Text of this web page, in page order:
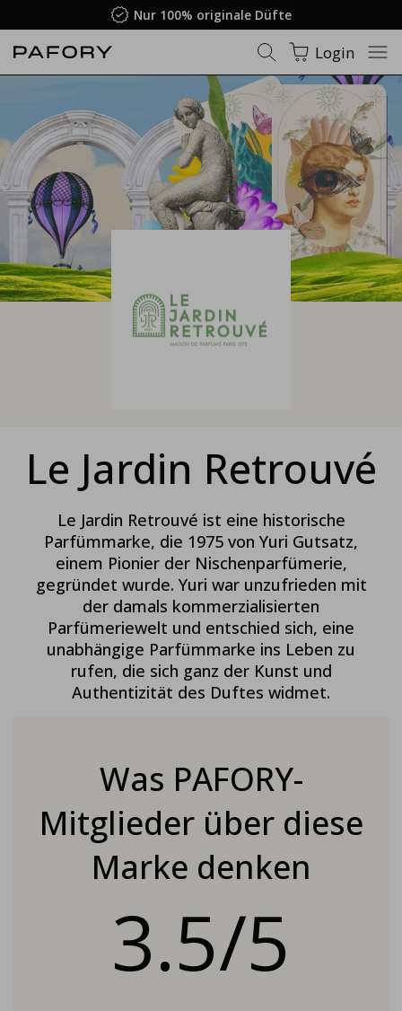
Nur 100% originale Düfte
Login
Le Jardin Retrouvé
Le Jardin Retrouvé ist eine historische
Parfümmarke, die 1975 von Yuri Gutsatz,
einem Pionier der Nischenparfümerie,
gegründet wurde. Yuri war unzufrieden mit
der damals kommerzialisierten
Parfümeriewelt und entschied sich, eine
unabhängige Parfümmarke ins Leben zu
rufen, die sich ganz der Kunst und
Authentizität des Duftes widmet.
Was PAFORY-
Mitglieder über diese
Marke denken
3.5/5